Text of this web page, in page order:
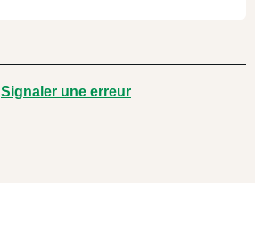
Signaler une erreur